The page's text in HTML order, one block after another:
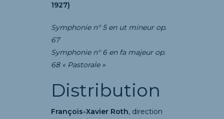
1927)
Symphonie n° 5 en ut mineur op.
67
Symphonie n° 6 en fa majeur op.
68 « Pastorale »
Distribution
François-Xavier Roth, direction